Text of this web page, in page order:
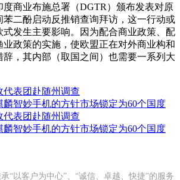
商业布施总署（DGTR）颁布发表对原
苯二酚启动反推销查询拜访，这一行动或
式发生主要影响。因为配合商业政策、配
政策的实施，使欧盟正在对外商业构和
，其内部（取国之间）也需要一系列大
代表团赴随州调查
麟智妙手机的方针市场锁定为60个国度
代表团赴随州调查
麟智妙手机的方针市场锁定为60个国度
“以客户为中心”、“诚信、卓越、快捷”的服务